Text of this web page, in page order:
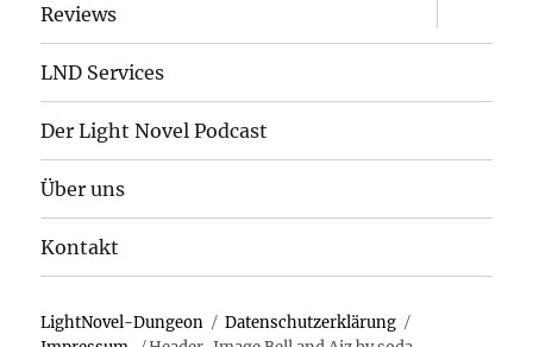
Reviews
öffnen
LND Services
Der Light Novel Podcast
Über uns
Kontakt
LightNovel-Dungeon
Datenschutzerklärung